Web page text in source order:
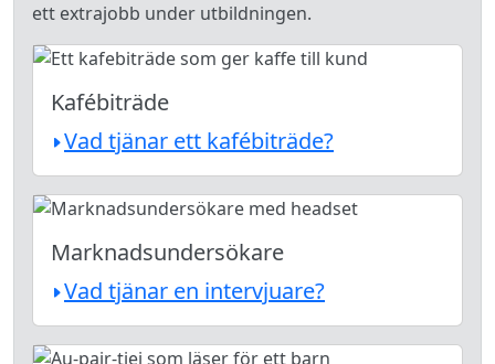
ett extrajobb under utbildningen.
Kafébiträde
Vad tjänar ett kafébiträde?
Marknadsundersökare
Vad tjänar en intervjuare?